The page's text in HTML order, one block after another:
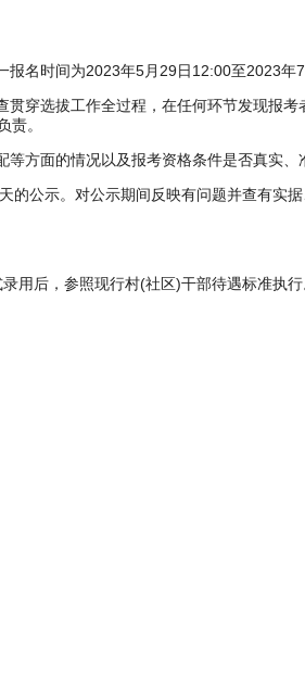
名时间为2023年5月29日12:00至2023年7
穿选拔工作全过程，在任何环节发现报
责。
方面的情况以及报考资格条件是否真实、
公示。对公示期间反映有问题并查有实
用后，参照现行村(社区)干部待遇标准执行